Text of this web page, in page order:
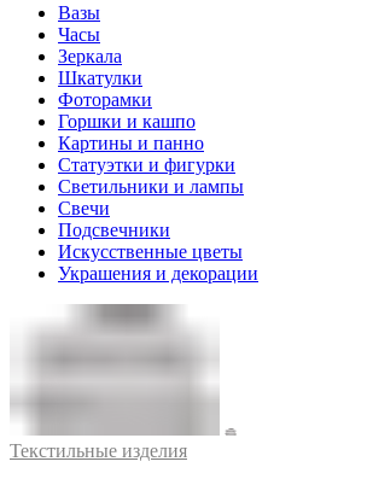
Вазы
Часы
Зеркала
Шкатулки
Фоторамки
Горшки и кашпо
Картины и панно
Статуэтки и фигурки
Светильники и лампы
Свечи
Подсвечники
Искусственные цветы
Украшения и декорации
Текстильные изделия